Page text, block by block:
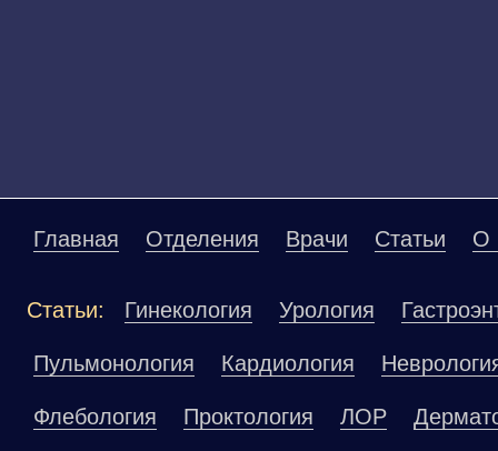
Главная Отделения Врачи Статьи О
Статьи: Гинекология Урология
Пульмонология Кардиология
Флебология Проктология ЛОР